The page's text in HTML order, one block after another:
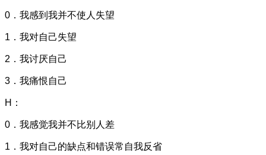
0．我感到我并不使人失望
1．我对自己失望
2．我讨厌自己
3．我痛恨自己
H：
0．我感觉我并不比别人差
1．我对自己的缺点和错误常自我反省